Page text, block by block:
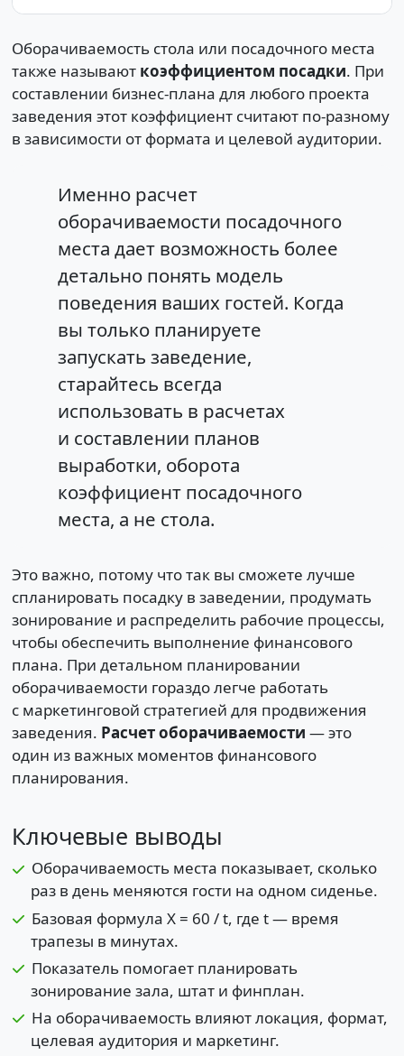
Оборачиваемость стола или посадочного места
также называют коэффициентом посадки. При
составлении бизнес-плана для любого проекта
заведения этот коэффициент считают по-разному
в зависимости от формата и целевой аудитории.
Именно расчет
оборачиваемости посадочного
места дает возможность более
детально понять модель
поведения ваших гостей. Когда
вы только планируете
запускать заведение,
старайтесь всегда
использовать в расчетах
и составлении планов
выработки, оборота
коэффициент посадочного
места, а не стола.
Это важно, потому что так вы сможете лучше
спланировать посадку в заведении, продумать
зонирование и распределить рабочие процессы,
чтобы обеспечить выполнение финансового
плана. При детальном планировании
оборачиваемости гораздо легче работать
с маркетинговой стратегией для продвижения
заведения. Расчет оборачиваемости — это
один из важных моментов финансового
планирования.
Ключевые выводы
Оборачиваемость места показывает, сколько
раз в день меняются гости на одном сиденье.
Базовая формула Х = 60 / t, где t — время
трапезы в минутах.
Показатель помогает планировать
зонирование зала, штат и финплан.
На оборачиваемость влияют локация, формат,
целевая аудитория и маркетинг.